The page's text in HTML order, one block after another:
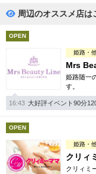
ペアルームあり
フットバスあり
専用駐車場あり
日本人スタッフのみ
スタッフ指名可
駅から徒歩5分以内
周辺のオススメ店は
OPEN
姫路・
Mrs
姫路随一
す。
16:43 大好評イベント90分
OPEN
姫路・
クリィ
クリィミ